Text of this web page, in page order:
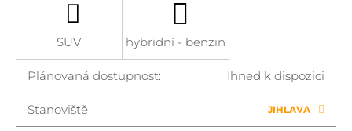
SUV hybridní - benzin
Plánovaná dostupnost: Ihned k dispozici
Stanoviště JIHLAVA